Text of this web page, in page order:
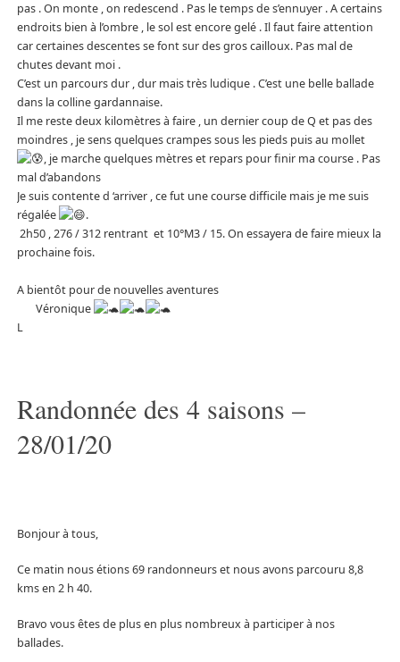
pas . On monte , on redescend . Pas le temps de s’ennuyer . A certains
endroits bien à l’ombre , le sol est encore gelé . Il faut faire attention
car certaines descentes se font sur des gros cailloux. Pas mal de
chutes devant moi .
C’est un parcours dur , dur mais très ludique . C’est une belle ballade
dans la colline gardannaise.
Il me reste deux kilomètres à faire , un dernier coup de Q et pas des
moindres , je sens quelques crampes sous les pieds puis au mollet
, je marche quelques mètres et repars pour finir ma course . Pas
mal d’abandons
Je suis contente d ‘arriver , ce fut une course difficile mais je me suis
régalée
.
2h50 , 276 / 312 rentrant et 10°M3 / 15. On essayera de faire mieux la
prochaine fois.
A bientôt pour de nouvelles aventures
Véronique
L
Randonnée des 4 saisons –
28/01/20
Bonjour à tous,
Ce matin nous étions 69 randonneurs et nous avons parcouru 8,8
kms en 2 h 40.
Bravo vous êtes de plus en plus nombreux à participer à nos
ballades.